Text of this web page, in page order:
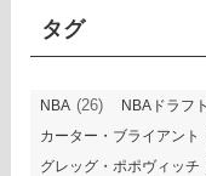
タグ
NBA (26) NBAドラフ
カーター・ブライアント
グレッグ・ポポヴィッチ